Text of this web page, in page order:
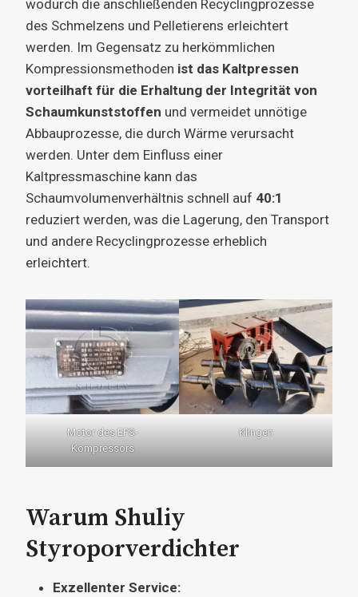
wodurch die anschließenden Recyclingprozesse
des Schmelzens und Pelletierens erleichtert
werden. Im Gegensatz zu herkömmlichen
Kompressionsmethoden ist das Kaltpressen
vorteilhaft für die Erhaltung der Integrität von
Schaumkunststoffen und vermeidet unnötige
Abbauprozesse, die durch Wärme verursacht
werden. Unter dem Einfluss einer
Kaltpressmaschine kann das
Schaumvolumenverhältnis schnell auf 40:1
reduziert werden, was die Lagerung, den Transport
und andere Recyclingprozesse erheblich
erleichtert.
Motor des EPS-
Kompressors
Klingen
Warum Shuliy
Styroporverdichter
Exzellenter Service: